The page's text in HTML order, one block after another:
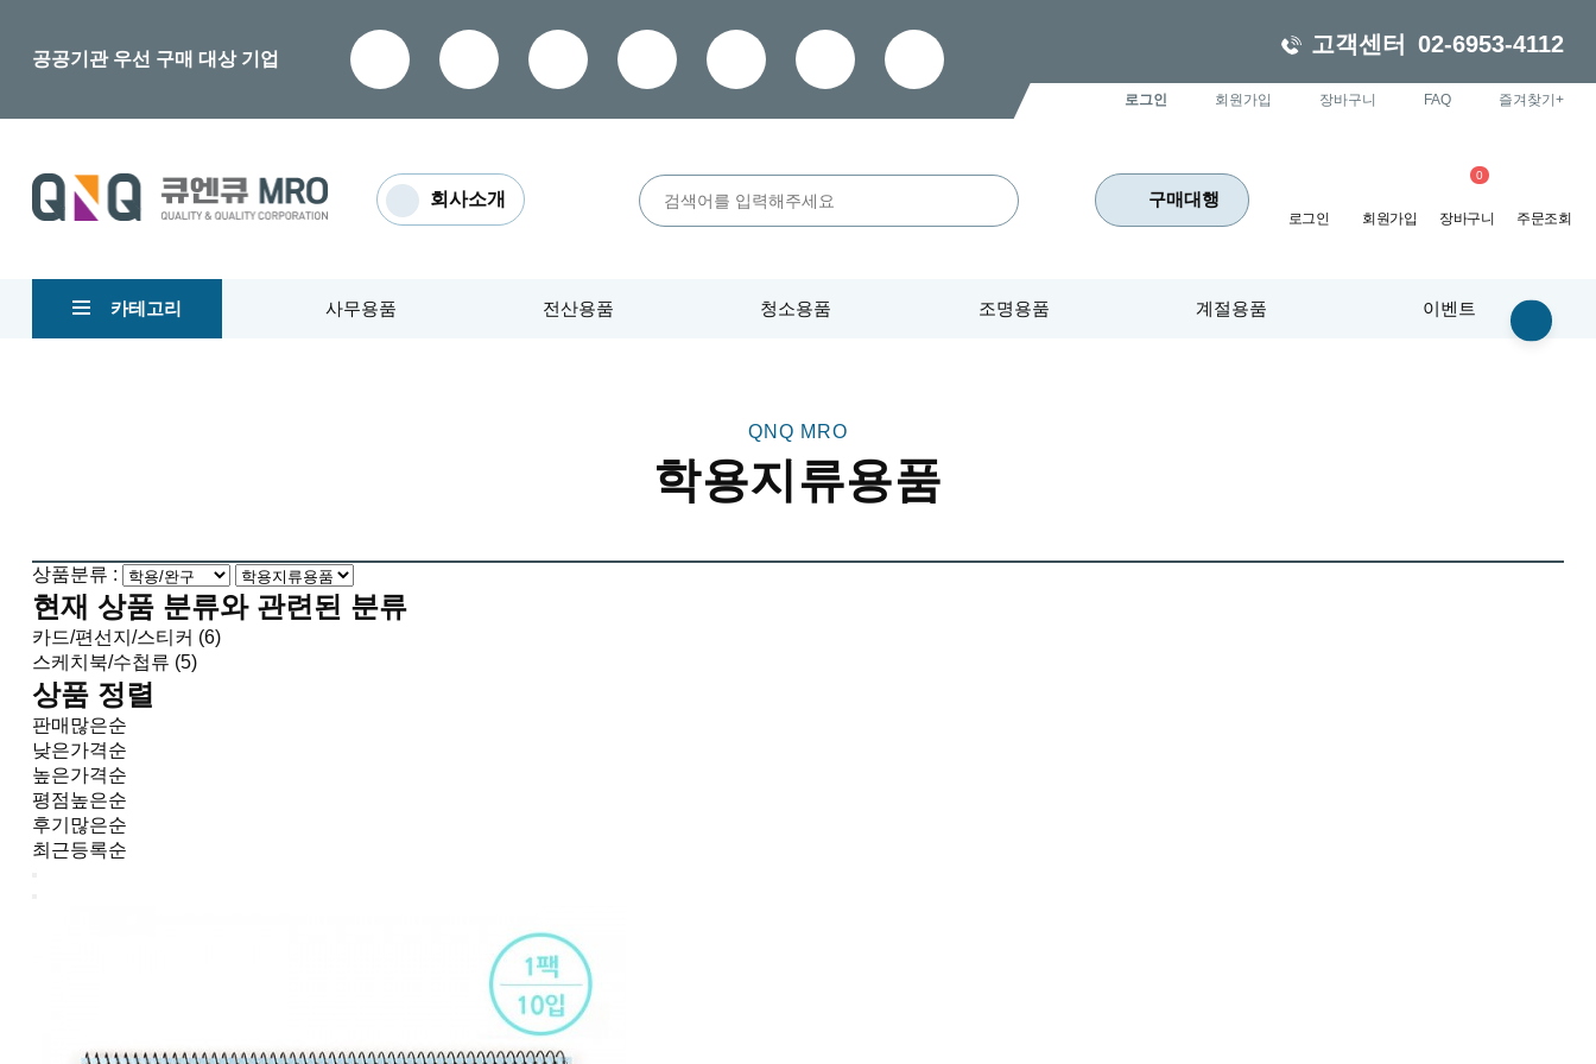
공공기관 우선 구매 대상 기업
고객센터 02-6953-4112
로그인 회원가입 장바구니 FAQ 즐겨찾기+
회사소개 구매대행
로그인 회원가입 장바구니
0
주문조회
카테고리 사무용품 전산용품 청소용품 조명용품 계절용품 이벤트
학용지류용품
상품분류 :
현재 상품 분류와 관련된 분류
카드/편선지/스티커 (6)
스케치북/수첩류 (5)
상품 정렬
판매많은순
낮은가격순
높은가격순
평점높은순
후기많은순
최근등록순